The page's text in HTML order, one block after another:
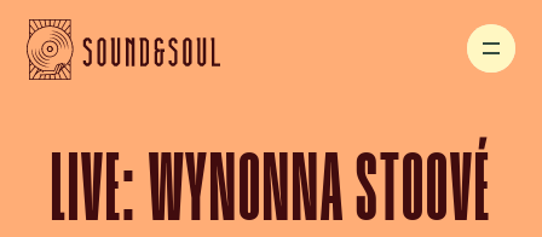
LIVE: WYNONNA STOOVÉ